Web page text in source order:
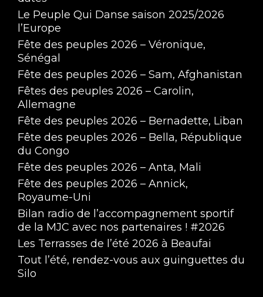
Le Peuple Qui Danse saison 2025/2026
l’Europe
Fête des peuples 2026 – Véronique,
Sénégal
Fête des peuples 2026 – Sam, Afghanistan
Fêtes des peuples 2026 – Carolin,
Allemagne
Fête des peuples 2026 – Bernadette, Liban
Fête des peuples 2026 – Bella, République
du Congo
Fête des peuples 2026 – Anta, Mali
Fête des peuples 2026 – Annick,
Royaume-Uni
Bilan radio de l’accompagnement sportif
de la MJC avec nos partenaires ! #2026
Les Terrasses de l’été 2026 à Beaufai
Tout l’été, rendez-vous aux guinguettes du
Silo